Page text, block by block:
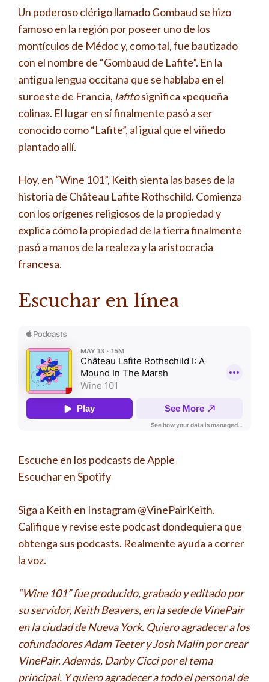
Un poderoso clérigo llamado Gombaud se hizo
famoso en la región por poseer uno de los
montículos de Médoc y, como tal, fue bautizado
con el nombre de “Gombaud de Lafite”. En la
antigua lengua occitana que se hablaba en el
suroeste de Francia, lafitosignifica «pequeña
colina». El lugar en sí finalmente pasó a ser
conocido como “Lafite”, al igual que el viñedo
plantado allí.
Hoy, en “Wine 101”, Keith sienta las bases de la
historia de Château Lafite Rothschild. Comienza
con los orígenes religiosos de la propiedad y
explica cómo la propiedad de la tierra finalmente
pasó a manos de la realeza y la aristocracia
francesa.
Escuchar en línea
Escuche en los podcasts de Apple
Escuchar en Spotify
Siga a Keith en Instagram @VinePairKeith.
Califique y revise este podcast dondequiera que
obtenga sus podcasts. Realmente ayuda a correr
la voz.
“Wine 101” fue producido, grabado y editado por
su servidor, Keith Beavers, en la sede de VinePair
en la ciudad de Nueva York. Quiero agradecer a los
cofundadores Adam Teeter y Josh Malin por crear
VinePair. Además, Darby Cicci por el tema
principal. Y quiero agradecer a todo el personal de